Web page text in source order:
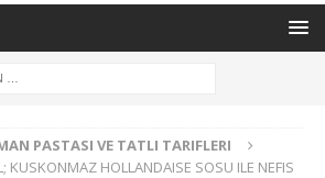
PASTASI VE TATLI TARIFLERI
KUSKONMAZ HOLLANDAISE SOSU ILE NEFIS